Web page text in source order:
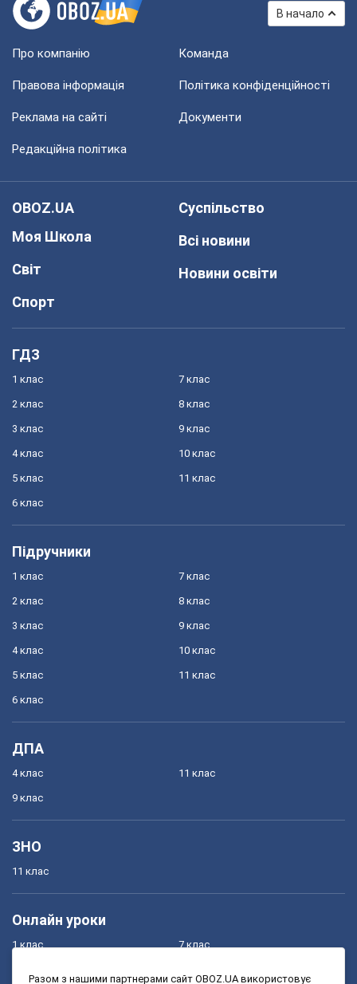
В начало
Про компанію Команда
Правова інформація Політика конфіденційності
Реклама на сайті Документи
Редакційна політика
OBOZ.UA
Моя Школа
Світ
Спорт
Суспільство
Всі новини
Новини освіти
ГДЗ
1 клас
2 клас
3 клас
4 клас
5 клас
6 клас
7 клас
8 клас
9 клас
10 клас
11 клас
Підручники
1 клас
2 клас
3 клас
4 клас
5 клас
6 клас
7 клас
8 клас
9 клас
10 клас
11 клас
ДПА
4 клас
9 клас
11 клас
ЗНО
11 клас
Онлайн уроки
1 клас 7 клас
Разом з нашими партнерами сайт OBOZ.UA використовує